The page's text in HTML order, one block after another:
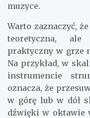
muzyce.
Warto zaznaczyć,
teoretyczna,
praktyczny w grze
Na przykład, w
instrumencie
oznacza, że
w górę lub w dół
dźwięki w oktawie